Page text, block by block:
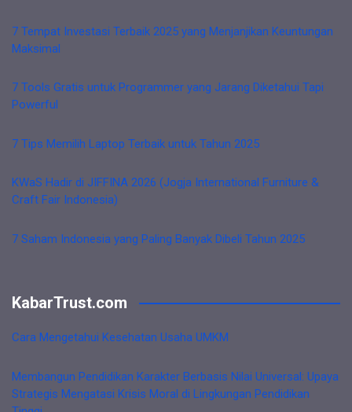
7 Tempat Investasi Terbaik 2025 yang Menjanjikan Keuntungan
Maksimal
7 Tools Gratis untuk Programmer yang Jarang Diketahui Tapi
Powerful
7 Tips Memilih Laptop Terbaik untuk Tahun 2025
KWaS Hadir di JIFFINA 2026 (Jogja International Furniture &
Craft Fair Indonesia)
7 Saham Indonesia yang Paling Banyak Dibeli Tahun 2025
KabarTrust.com
Cara Mengetahui Kesehatan Usaha UMKM
Membangun Pendidikan Karakter Berbasis Nilai Universal: Upaya
Strategis Mengatasi Krisis Moral di Lingkungan Pendidikan